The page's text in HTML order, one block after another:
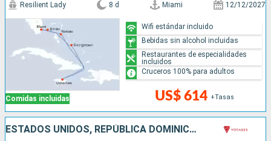
Comidas incluidas
Resilient Lady 8 d Miami 12/12/2027
US$ 614 +Tasas
Wifi estándar incluido
Bebidas sin alcohol incluidas
Restaurantes de especialidades
incluidos
Cruceros 100% para adultos
ESTADOS UNIDOS, REPÚBLICA DOMINICANA, BAHAMAS